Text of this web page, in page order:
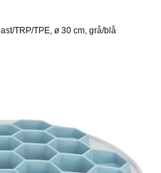
TRP/TPE, ø 30 cm, grå/blå